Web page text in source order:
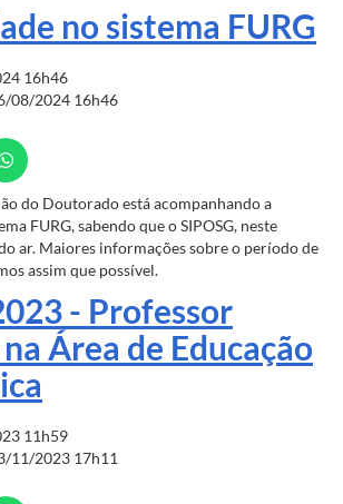
no sistema FURG
16h46
08/2024 16h46
do Doutorado está acompanhando a
FURG, sabendo que o SIPOSG, neste
ar. Maiores informações sobre o período de
assim que possível.
- Professor
Área de Educação
11h59
11/2023 17h11